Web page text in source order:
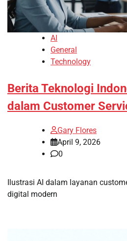
AI
General
Technology
Berita Teknologi
dalam Customer
Gary Flores
April 9, 2026
0
Ilustrasi AI dalam layanan
digital modern